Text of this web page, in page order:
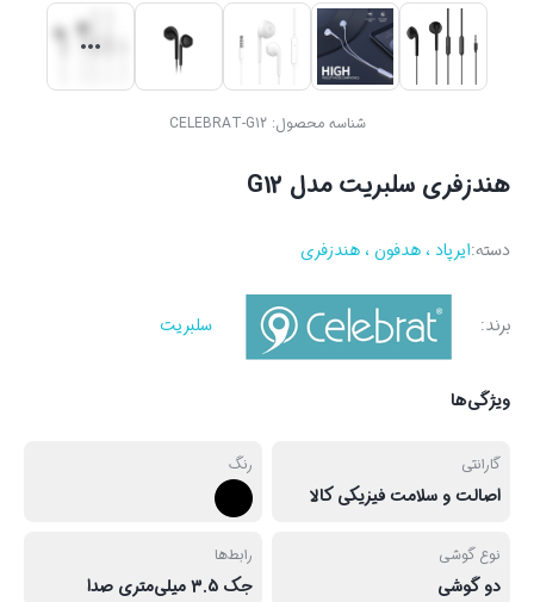
شناسه محصول:CELEBRAT-G12
هندزفری سلبریت مدل G12
دسته:ایرپاد ، هدفون ، هندزفری
برند: سلبریت
ویژگی‌ها
گارانتی
اصالت و سلامت فیزیکی کالا
رنگ
نوع گوشی
دو گوشی
رابط‌ها
جک 3.5 میلی‌متری صدا